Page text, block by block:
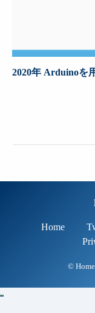
2020年 Arduinoを
Home
©